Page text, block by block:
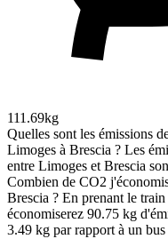
111.69kg
Quelles sont les émissions
Limoges à Brescia ? Les
entre Limoges et Brescia
Combien de CO2
Brescia ? En prenant le
économiserez 90.75 kg
3.49 kg par rapport à un